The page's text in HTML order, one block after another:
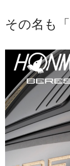
その名も